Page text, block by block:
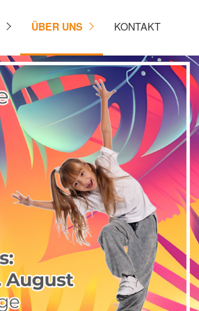
ÜBER UNS KONTAKT